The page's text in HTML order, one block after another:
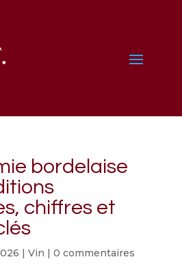
bordelaise
chiffres et
| Vin | 0 commentaires